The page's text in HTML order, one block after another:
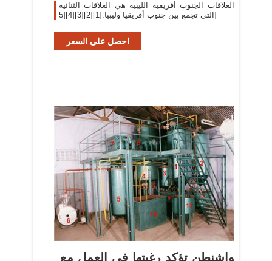
العلاقات الجنوب أفريقية الليبية هي العلاقات الثنائية
التي تجمع بين جنوب أفريقيا وليبيا.[1][2][3][4][5]
احصل على السعر
واشنطن تؤكد رغبتها في العمل مع